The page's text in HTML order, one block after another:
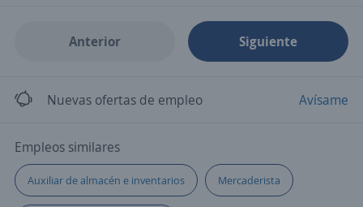
Anterior Siguiente
Nuevas ofertas de empleo Avísame
Empleos similares
Auxiliar de almacén e inventarios Mercaderista